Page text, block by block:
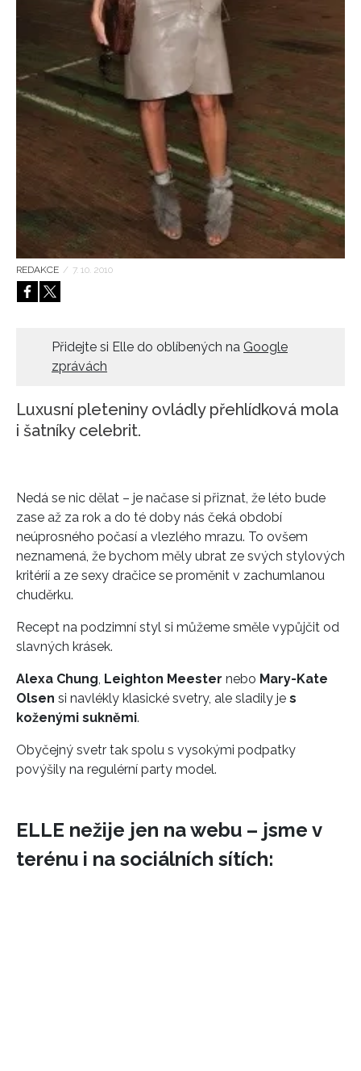
REDAKCE / 7. 10. 2010
Přidejte si Elle do oblíbených na Google
zprávách
Luxusní pleteniny ovládly přehlídková mola
i šatníky celebrit.
Nedá se nic dělat – je načase si přiznat, že léto bude
zase až za rok a do té doby nás čeká období
neúprosného počasí a vlezlého mrazu. To ovšem
neznamená, že bychom měly ubrat ze svých stylových
kritérií a ze sexy dračice se proměnit v zachumlanou
chuděrku.
Recept na podzimní styl si můžeme směle vypůjčit od
slavných krásek.
Alexa Chung Leighton Meester nebo Mary-Kate
Olsen si navlékly klasické svetry, ale sladily je s
koženými sukněmi.
Obyčejný svetr tak spolu s vysokými podpatky
povýšily na regulérní party model.
ELLE nežije jen na webu – jsme v
terénu i na sociálních sítích: